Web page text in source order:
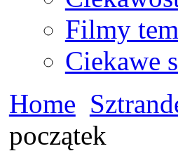
Filmy
Ciekawe
Home
początek